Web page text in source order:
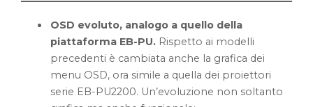
OSD evoluto, analogo a quello della
piattaforma EB-PU. Rispetto ai modelli
precedenti è cambiata anche la grafica dei
menu OSD, ora simile a quella dei proiettori
serie EB-PU2200. Un’evoluzione non soltanto